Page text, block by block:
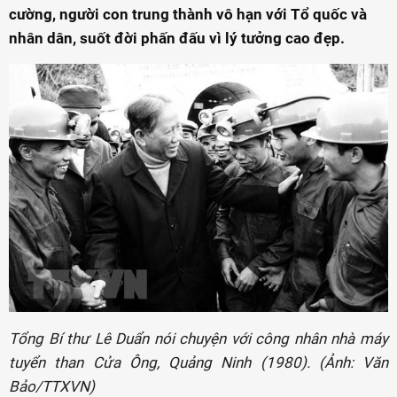
cường, người con trung thành vô hạn với Tổ quốc và
nhân dân, suốt đời phấn đấu vì lý tưởng cao đẹp.
Tổng Bí thư Lê Duẩn nói chuyện với công nhân nhà máy
tuyển than Cửa Ông, Quảng Ninh (1980). (Ảnh: Văn
Bảo/TTXVN)